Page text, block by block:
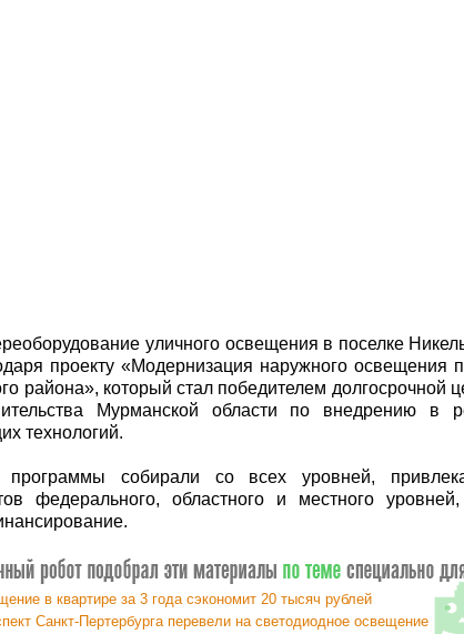
уличного освещения в поселке
проекту «Модернизация наружного освещения
района», который стал победителем долгосрочной
Мурманской области по внедрению в
технологий.
программы собирали со всех уровней,
федерального, областного и местного
в квартире за 3 года сэкономит 20 тысяч рублей
Санкт-Пертербурга перевели на светодиодное освещение